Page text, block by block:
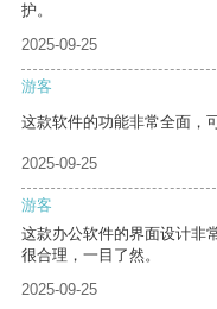
护。
2025-09-25
游客
这款软件的功能非常全面，
2025-09-25
游客
这款办公软件的界面设计非
很合理，一目了然。
2025-09-25